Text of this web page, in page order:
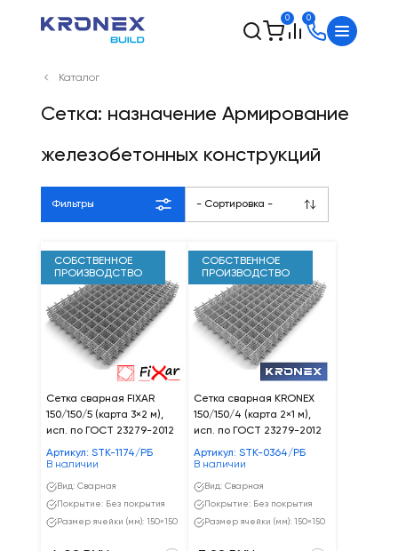
0 0
Каталог
Сетка: назначение Армирование
железобетонных конструкций
Фильтры - Сортировка -
СОБСТВЕННОЕ
ПРОИЗВОДСТВО
Сетка сварная FIXAR
150/150/5 (карта 3×2 м),
исп. по ГОСТ 23279-2012
Артикул: STK-1174/РБ
В наличии
Вид: Сварная
Покрытие: Без покрытия
Размер ячейки (мм): 150×150
СОБСТВЕННОЕ
ПРОИЗВОДСТВО
Сетка сварная KRONEX
150/150/4 (карта 2×1 м),
исп. по ГОСТ 23279-2012
Артикул: STK-0364/РБ
В наличии
Вид: Сварная
Покрытие: Без покрытия
Размер ячейки (мм): 150×150